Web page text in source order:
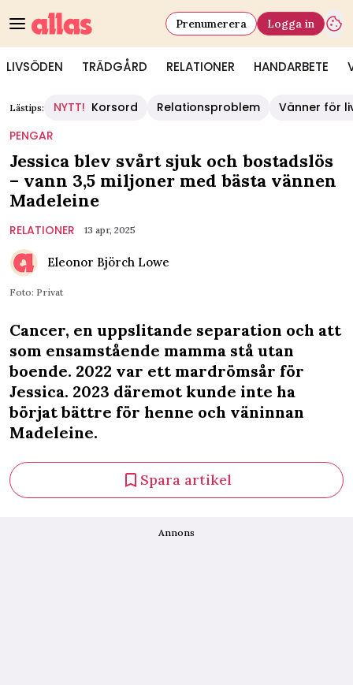
LIVSÖDEN TRÄDGÅRD RELATIONER HANDARBETE
Prenumerera Logga in
Lästips: NYTT! Korsord Relationsproblem
Vänner för
PENGAR
Jessica blev svårt sjuk och bostadslös
– vann 3,5 miljoner med bästa vännen
Madeleine
RELATIONER 13 apr, 2025
Eleonor Björch Lowe
Foto: Privat
Cancer, en uppslitande separation och att
som ensamstående mamma stå utan
boende. 2022 var ett mardrömsår för
Jessica. 2023 däremot kunde inte ha
börjat bättre för henne och väninnan
Madeleine.
Spara artikel
Annons